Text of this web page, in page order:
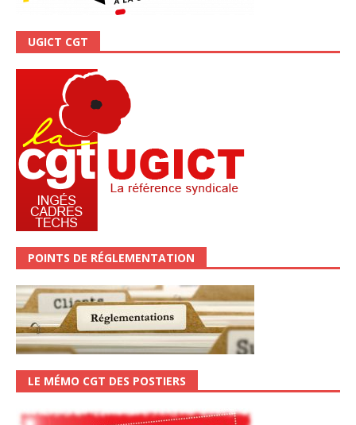
UGICT CGT
POINTS DE RÉGLEMENTATION
LE MÉMO CGT DES POSTIERS